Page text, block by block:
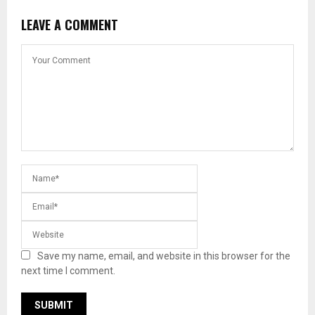
LEAVE A COMMENT
Save my name, email, and website in this browser for the
next time I comment.